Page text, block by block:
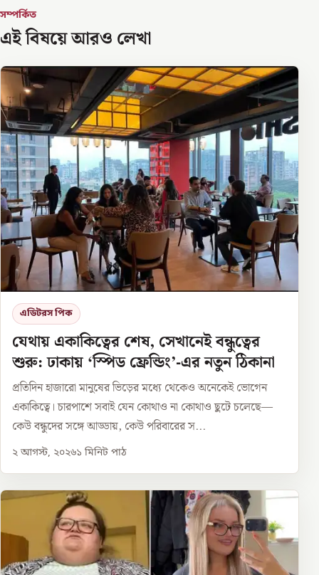
সম্পর্কিত
এই বিষয়ে আরও লেখা
এডিটরস পিক
যেথায় একাকিত্বের শেষ, সেখানেই বন্ধুত্বের
শুরু: ঢাকায় ‘স্পিড ফ্রেন্ডিং’-এর নতুন ঠিকানা
প্রতিদিন হাজারো মানুষের ভিড়ের মধ্যে থেকেও অনেকেই ভোগেন
একাকিত্বে। চারপাশে সবাই যেন কোথাও না কোথাও ছুটে চলেছে—
কেউ বন্ধুদের সঙ্গে আড্ডায়, কেউ পরিবারের স...
২ আগস্ট, ২০২৬১ মিনিট পাঠ